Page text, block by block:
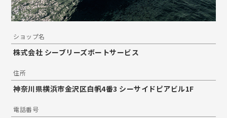
ショップ名
株式会社 シーブリーズボートサービス
住所
神奈川県横浜市金沢区白帆4番3 シーサイドピアビル1F
電話番号